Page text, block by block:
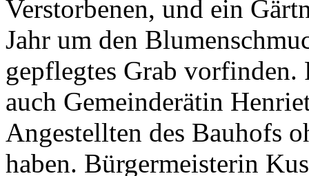
Verstorbenen, und ein
Jahr um den
gepflegtes Grab vorfinden.
auch Gemeinderätin
Angestellten des Bauhofs
haben. Bürgermeisterin